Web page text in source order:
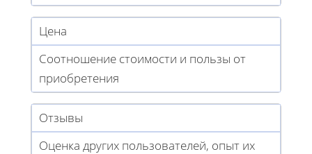
Цена
Соотношение стоимости и пользы от
приобретения
Отзывы
Оценка других пользователей, опыт их